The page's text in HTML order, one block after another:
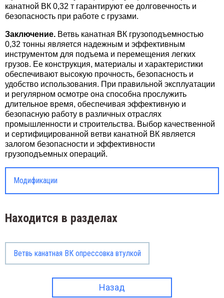
канатной ВК 0,32 т гарантируют ее долговечность и
безопасность при работе с грузами.
Заключение. Ветвь канатная ВК грузоподъемностью
0,32 тонны является надежным и эффективным
инструментом для подъема и перемещения легких
грузов. Ее конструкция, материалы и характеристики
обеспечивают высокую прочность, безопасность и
удобство использования. При правильной эксплуатации
и регулярном осмотре она способна прослужить
длительное время, обеспечивая эффективную и
безопасную работу в различных отраслях
промышленности и строительства. Выбор качественной
и сертифицированной ветви канатной ВК является
залогом безопасности и эффективности
грузоподъемных операций.
Модификации
Находится в разделах
Ветвь канатная ВК опрессовка втулкой
Назад